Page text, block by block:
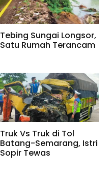
Tebing Sungai Longsor,
Satu Rumah Terancam
Truk Vs Truk di Tol
Batang-Semarang, Istri
Sopir Tewas